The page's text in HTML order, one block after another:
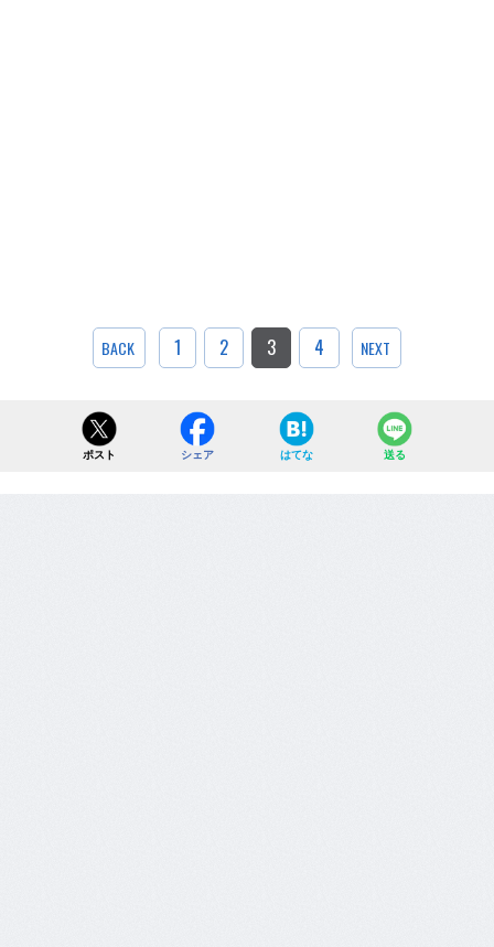
BACK 1 2 3 4 NEXT
ポスト シェア はてな 送る